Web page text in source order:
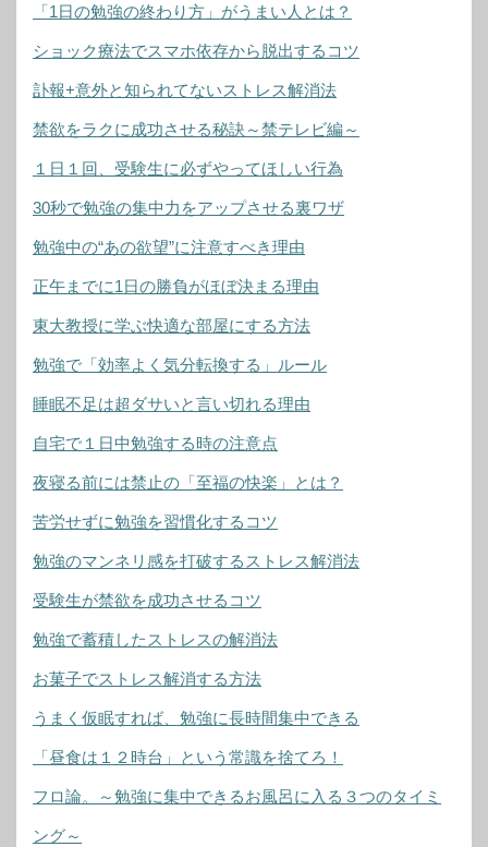
「1日の勉強の終わり方」がうまい人とは？
ショック療法でスマホ依存から脱出するコツ
訃報+意外と知られてないストレス解消法
禁欲をラクに成功させる秘訣～禁テレビ編～
１日１回、受験生に必ずやってほしい行為
30秒で勉強の集中力をアップさせる裏ワザ
勉強中の“あの欲望”に注意すべき理由
正午までに1日の勝負がほぼ決まる理由
東大教授に学ぶ快適な部屋にする方法
勉強で「効率よく気分転換する」ルール
睡眠不足は超ダサいと言い切れる理由
自宅で１日中勉強する時の注意点
夜寝る前には禁止の「至福の快楽」とは？
苦労せずに勉強を習慣化するコツ
勉強のマンネリ感を打破するストレス解消法
受験生が禁欲を成功させるコツ
勉強で蓄積したストレスの解消法
お菓子でストレス解消する方法
うまく仮眠すれば、勉強に長時間集中できる
「昼食は１２時台」という常識を捨てろ！
フロ論。～勉強に集中できるお風呂に入る３つのタイミ
ング～